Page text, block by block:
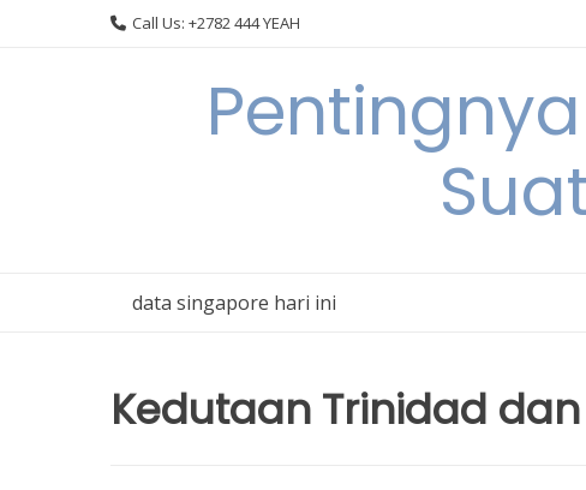
Call Us: +2782 444 YEAH
data singapore hari ini
Kedutaan Trinidad